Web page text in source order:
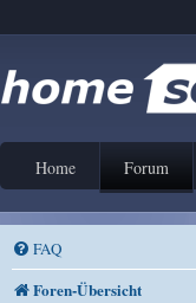
Home Forum
FAQ
Foren-Übersicht